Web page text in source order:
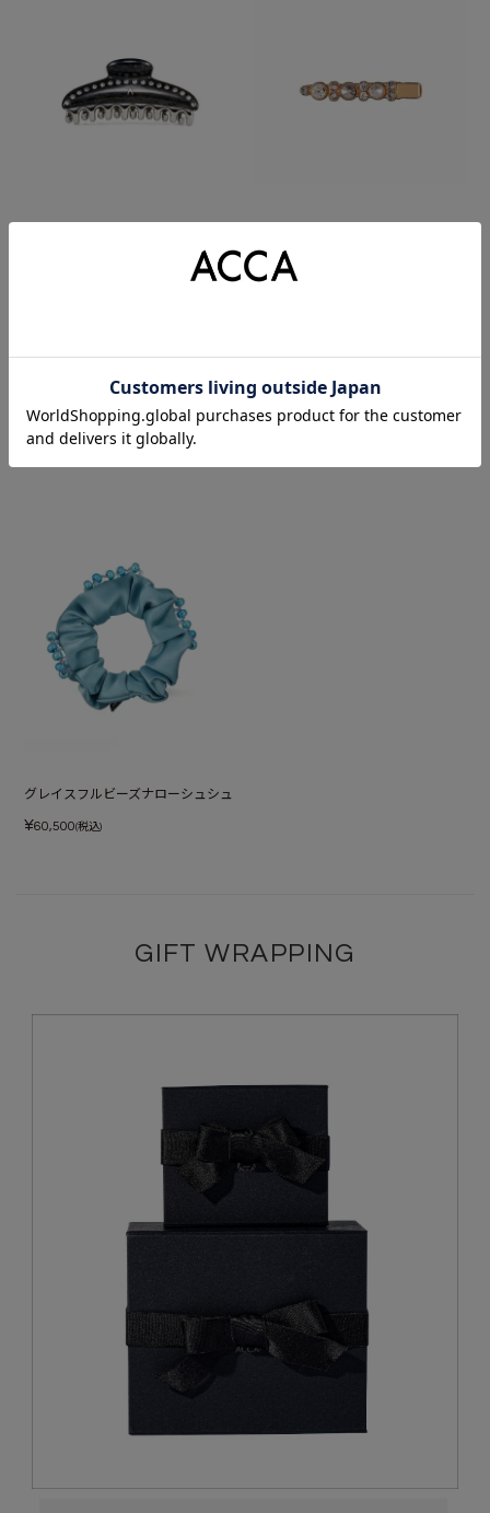
ティアラクイーン クリップ Mサイズ ベリー ベッコクリップ
¥
あなたが最近見たアイテム
グレイスフルビーズナローシュシュ
¥60,500(税込)
GIFT WRAPPING